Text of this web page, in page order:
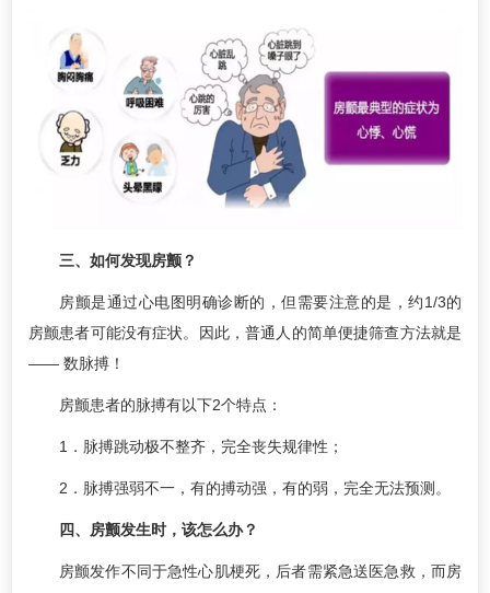
三、如何发现房颤？
房颤是通过心电图明确诊断的，但需要注意的是，约1/3的
房颤患者可能没有症状。因此，普通人的简单便捷筛查方法就是
—— 数脉搏！
房颤患者的脉搏有以下2个特点：
1．脉搏跳动极不整齐，完全丧失规律性；
2．脉搏强弱不一，有的搏动强，有的弱，完全无法预测。
四、房颤发生时，该怎么办？
房颤发作不同于急性心肌梗死，后者需紧急送医急救，而房